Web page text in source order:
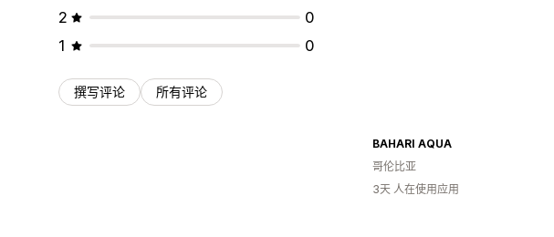
2
0
1
0
撰写评论 所有评论
BAHARI AQUA
哥伦比亚
3天 人在使用应用